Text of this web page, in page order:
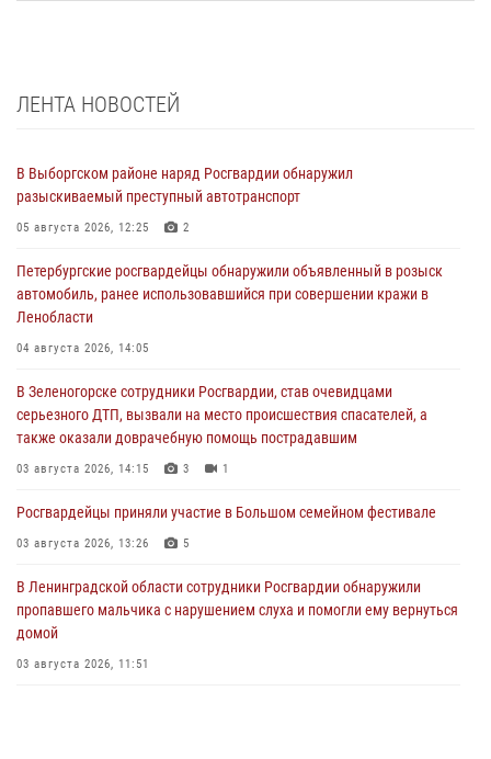
ЛЕНТА НОВОСТЕЙ
В Выборгском районе наряд Росгвардии обнаружил
разыскиваемый преступный автотранспорт
05 августа 2026, 12:25 2
Петербургские росгвардейцы обнаружили объявленный в розыск
автомобиль, ранее использовавшийся при совершении кражи в
Ленобласти
04 августа 2026, 14:05
В Зеленогорске сотрудники Росгвардии, став очевидцами
серьезного ДТП, вызвали на место происшествия спасателей, а
также оказали доврачебную помощь пострадавшим
03 августа 2026, 14:15 3 1
Росгвардейцы приняли участие в Большом семейном фестивале
03 августа 2026, 13:26 5
В Ленинградской области сотрудники Росгвардии обнаружили
пропавшего мальчика с нарушением слуха и помогли ему вернуться
домой
03 августа 2026, 11:51